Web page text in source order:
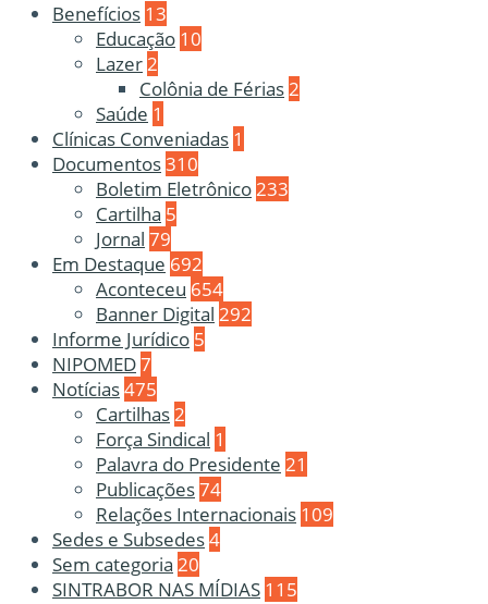
Benefícios 13
Educação 10
Lazer2
Colônia de Férias2
Saúde 1
Clínicas Conveniadas 1
Documentos310
Boletim Eletrônico233
Cartilha 5
Jornal 79
Em Destaque 692
Aconteceu 654
Banner Digital 292
Informe Jurídico 5
NIPOMED7
Notícias475
Cartilhas2
Força Sindical 1
Palavra do Presidente 21
Publicações74
Relações Internacionais 109
Sedes e Subsedes4
Sem categoria 20
SINTRABOR NAS MÍDIAS 115